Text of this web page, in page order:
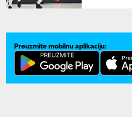
Preuzmite mobilnu aplikaciju: